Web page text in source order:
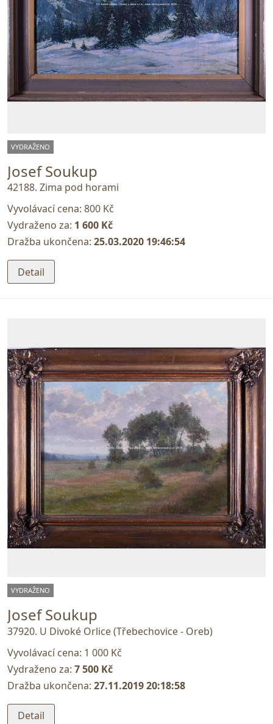
VYDRAŽENO
Josef Soukup
42188. Zima pod horami
Vyvolávací cena: 800 Kč
Vydraženo za: 1 600 Kč
Dražba ukončena: 25.03.2020 19:46:54
Detail
VYDRAŽENO
Josef Soukup
37920. U Divoké Orlice (Třebechovice - Oreb)
Vyvolávací cena: 1 000 Kč
Vydraženo za: 7 500 Kč
Dražba ukončena: 27.11.2019 20:18:58
Detail